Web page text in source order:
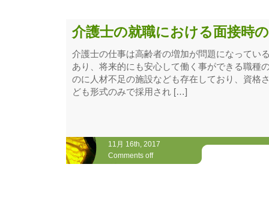
介護士の就職における面接時
介護士の仕事は高齢者の増加が問題になってい
あり、将来的にも安心して働く事ができる職種
のに人材不足の施設なども存在しており、資格
ども形式のみで採用され […]
11月 16th, 2017
Comments off